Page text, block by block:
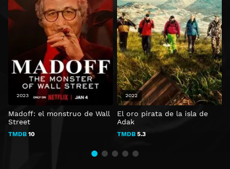
Madoff: el monstruo de Wall
Street
TMDB 10
2023
El oro pirata de la isla de
Adak
TMDB 5.3
2022